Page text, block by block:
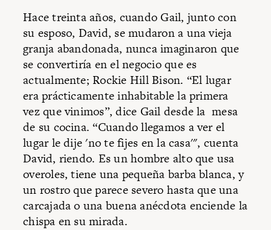
Hace treinta años, cuando Gail, junto con
su esposo, David, se mudaron a una vieja
granja abandonada, nunca imaginaron que
se convertiría en el negocio que es
actualmente; Rockie Hill Bison. “El lugar
era prácticamente inhabitable la primera
vez que vinimos”, dice Gail desde la mesa
de su cocina. “Cuando llegamos a ver el
lugar le dije 'no te fijes en la casa'", cuenta
David, riendo. Es un hombre alto que usa
overoles, tiene una pequeña barba blanca, y
un rostro que parece severo hasta que una
carcajada o una buena anécdota enciende la
chispa en su mirada.